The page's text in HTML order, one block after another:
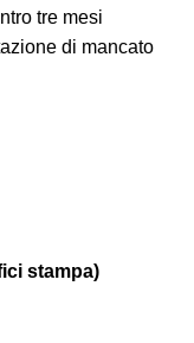
tre mesi
di mancato
stampa)